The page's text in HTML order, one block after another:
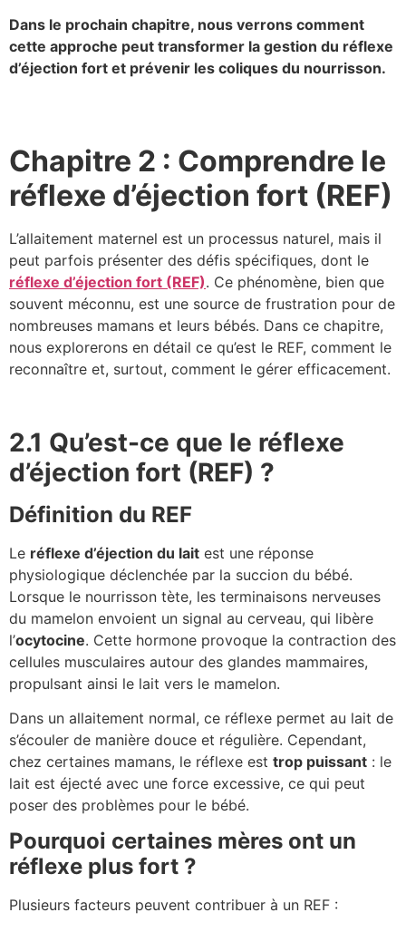
Dans le prochain chapitre, nous verrons comment
cette approche peut transformer la gestion du réflexe
d’éjection fort et prévenir les coliques du nourrisson.
Chapitre 2 : Comprendre le
réflexe d’éjection fort (REF)
L’allaitement maternel est un processus naturel, mais il
peut parfois présenter des défis spécifiques, dont le
réflexe d’éjection fort (REF). Ce phénomène, bien que
souvent méconnu, est une source de frustration pour de
nombreuses mamans et leurs bébés. Dans ce chapitre,
nous explorerons en détail ce qu’est le REF, comment le
reconnaître et, surtout, comment le gérer efficacement.
2.1 Qu’est-ce que le réflexe
d’éjection fort (REF) ?
Définition du REF
Le réflexe d’éjection du lait est une réponse
physiologique déclenchée par la succion du bébé.
Lorsque le nourrisson tète, les terminaisons nerveuses
du mamelon envoient un signal au cerveau, qui libère
l’ocytocine. Cette hormone provoque la contraction des
cellules musculaires autour des glandes mammaires,
propulsant ainsi le lait vers le mamelon.
Dans un allaitement normal, ce réflexe permet au lait de
s’écouler de manière douce et régulière. Cependant,
chez certaines mamans, le réflexe est trop puissant : le
lait est éjecté avec une force excessive, ce qui peut
poser des problèmes pour le bébé.
Pourquoi certaines mères ont un
réflexe plus fort ?
Plusieurs facteurs peuvent contribuer à un REF :